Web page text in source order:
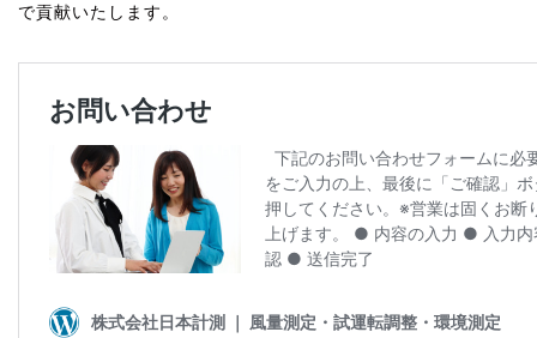
で貢献いたします。